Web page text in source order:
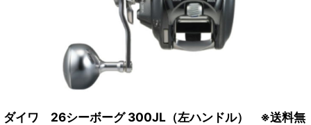
ダイワ 26シーボーグ 300JL（左ハンドル） ※送料無